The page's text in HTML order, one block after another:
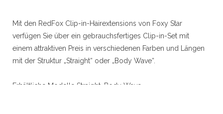
Mit den RedFox Clip-in-Hairextensions von Foxy Star
verfügen Sie über ein gebrauchsfertiges Clip-in-Set mit
einem attraktiven Preis in verschiedenen Farben und Längen
mit der Struktur „Straight“ oder „Body Wave“.
Erhältliche Modelle Straight, Body Wave